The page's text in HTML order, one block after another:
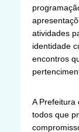
atividades
identidade
encontros
A Prefeitura
todos que